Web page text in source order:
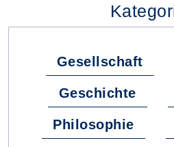
Gesellschaft
Geschichte
Philosophie